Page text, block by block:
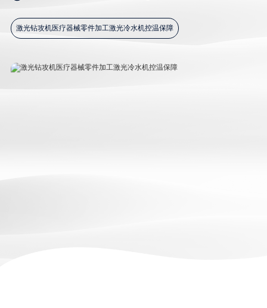
激光钻攻机医疗器械零件加工激光冷水机控温保障